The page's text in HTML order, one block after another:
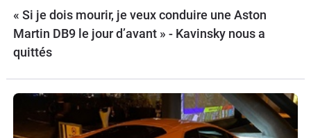
« Si je dois mourir, je veux conduire une Aston
Martin DB9 le jour d’avant » - Kavinsky nous a
quittés